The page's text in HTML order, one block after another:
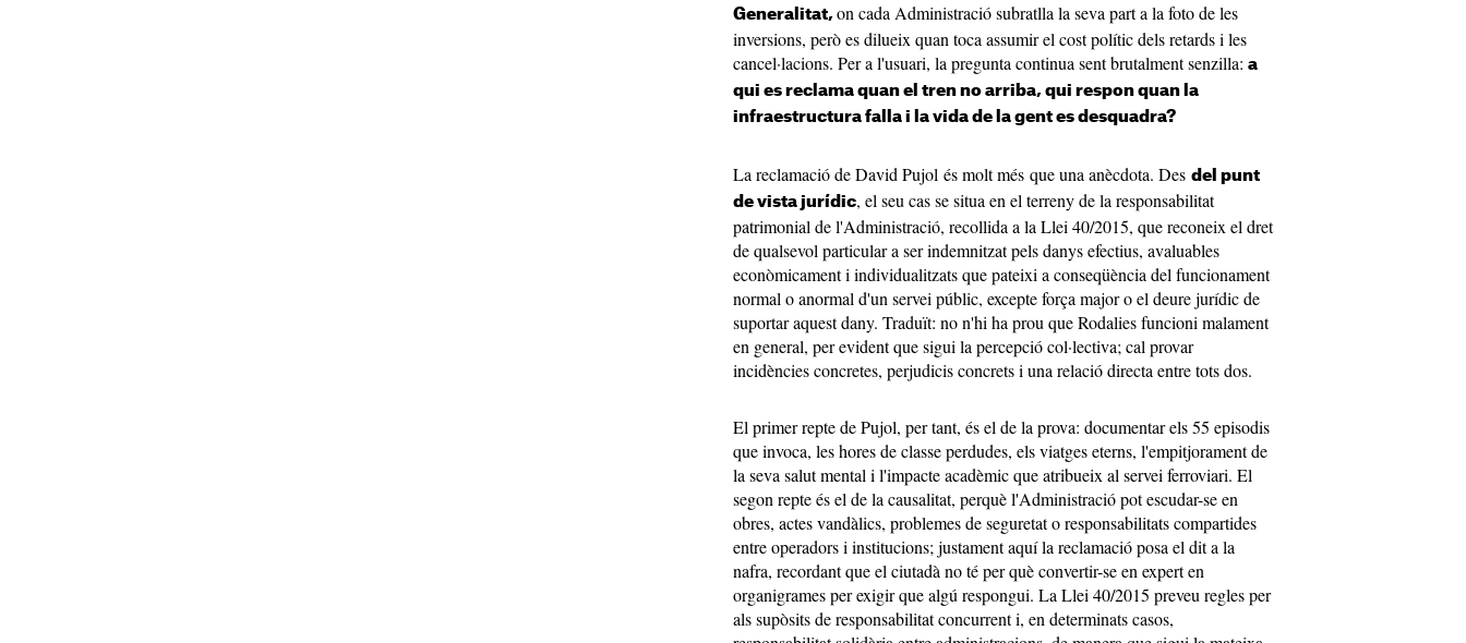
Generalitat, on cada Administració subratlla la seva part a la foto de les
inversions, però es dilueix quan toca assumir el cost polític dels retards i les
cancel·lacions. Per a l'usuari, la pregunta continua sent brutalment senzilla: a
qui es reclama quan el tren no arriba, qui respon quan la
infraestructura falla i la vida de la gent es desquadra?
La reclamació de David Pujol és molt més que una anècdota. Des del punt
de vista jurídic, el seu cas se situa en el terreny de la responsabilitat
patrimonial de l'Administració, recollida a la Llei 40/2015, que reconeix el dret
de qualsevol particular a ser indemnitzat pels danys efectius, avaluables
econòmicament i individualitzats que pateixi a conseqüència del funcionament
normal o anormal d'un servei públic, excepte força major o el deure jurídic de
suportar aquest dany. Traduït: no n'hi ha prou que Rodalies funcioni malament
en general, per evident que sigui la percepció col·lectiva; cal provar
incidències concretes, perjudicis concrets i una relació directa entre tots dos.
El primer repte de Pujol, per tant, és el de la prova: documentar els 55 episodis
que invoca, les hores de classe perdudes, els viatges eterns, l'empitjorament de
la seva salut mental i l'impacte acadèmic que atribueix al servei ferroviari. El
segon repte és el de la causalitat, perquè l'Administració pot escudar-se en
obres, actes vandàlics, problemes de seguretat o responsabilitats compartides
entre operadors i institucions; justament aquí la reclamació posa el dit a la
nafra, recordant que el ciutadà no té per què convertir-se en expert en
organigrames per exigir que algú respongui. La Llei 40/2015 preveu regles per
als supòsits de responsabilitat concurrent i, en determinats casos,